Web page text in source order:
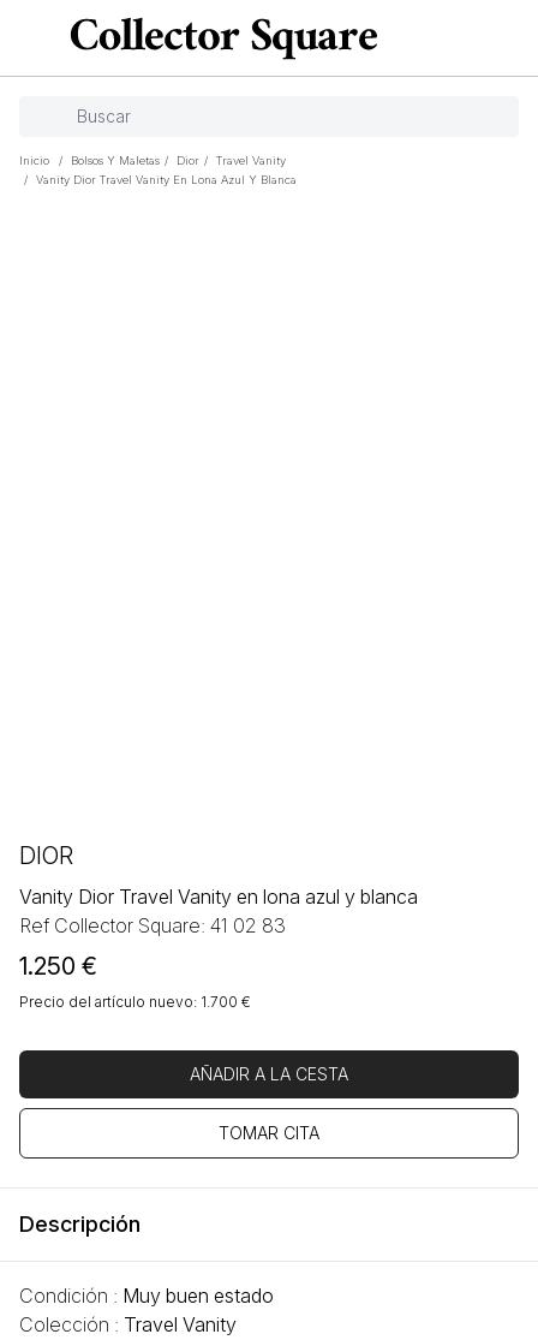
Inicio / Bolsos Y Maletas / Dior /
Travel Vanity
/
Vanity Dior Travel Vanity En Lona Azul Y Blanca
DIOR
Vanity Dior Travel Vanity en lona azul y blanca
Ref Collector Square: 41 02 83
1.250 €
Precio del artículo nuevo: 1.700 €
AÑADIR A LA CESTA
TOMAR CITA
Descripción
Condición : Muy buen estado
Colección : Travel Vanity